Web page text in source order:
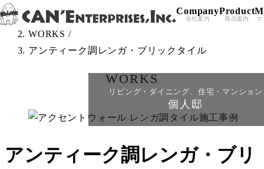
Skip to content
Company
会社案内
Product
商品案内 マ
TOP /
WORKS /
アンティーク調レンガ・ブリックタイル
WORKS
リビング・ダイニング、住宅・マンション
個人邸
アンティーク調レンガ・ブリ